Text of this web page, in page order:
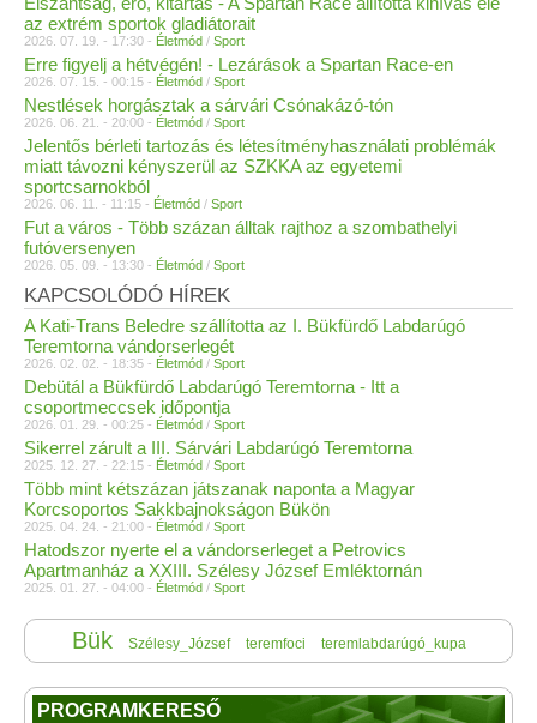
az extrém sportok gladiátorait
2026. 07. 19. - 17:30 - Életmód / Sport
Erre figyelj a hétvégén! - Lezárások a Spartan Race-en
2026. 07. 15. - 00:15 - Életmód / Sport
Nestlések horgásztak a sárvári Csónakázó-tón
2026. 06. 21. - 20:00 - Életmód / Sport
Jelentős bérleti tartozás és létesítményhasználati problémák
miatt távozni kényszerül az SZKKA az egyetemi
sportcsarnokból
2026. 06. 11. - 11:15 - Életmód / Sport
Fut a város - Több százan álltak rajthoz a szombathelyi
futóversenyen
2026. 05. 09. - 13:30 - Életmód / Sport
KAPCSOLÓDÓ HÍREK
A Kati-Trans Beledre szállította az I. Bükfürdő Labdarúgó
Teremtorna vándorserlegét
2026. 02. 02. - 18:35 - Életmód / Sport
Debütál a Bükfürdő Labdarúgó Teremtorna - Itt a
csoportmeccsek időpontja
2026. 01. 29. - 00:25 - Életmód / Sport
Sikerrel zárult a III. Sárvári Labdarúgó Teremtorna
2025. 12. 27. - 22:15 - Életmód / Sport
Több mint kétszázan játszanak naponta a Magyar
Korcsoportos Sakkbajnokságon Bükön
2025. 04. 24. - 21:00 - Életmód / Sport
Hatodszor nyerte el a vándorserleget a Petrovics
Apartmanház a XXIII. Szélesy József Emléktornán
2025. 01. 27. - 04:00 - Életmód / Sport
Bük Szélesy_József teremfoci teremlabdarúgó_kupa
PROGRAMKERESŐ